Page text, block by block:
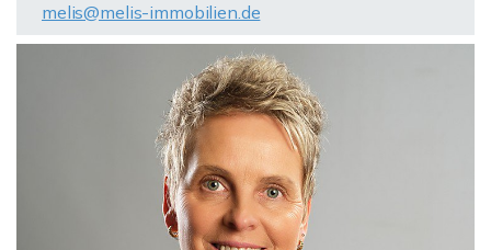
melis@melis-immobilien.de